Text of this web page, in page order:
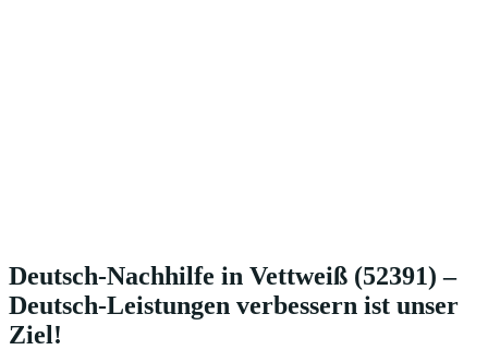
Deutsch-Nachhilfe in Vettweiß (52391) –
Deutsch-Leistungen verbessern ist unser
Ziel!